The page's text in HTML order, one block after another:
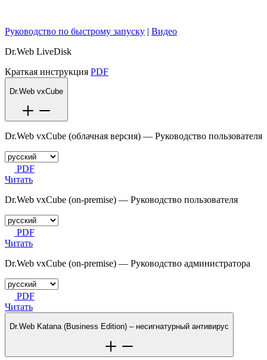
Руководство по быстрому запуску | Видео
Dr.Web LiveDisk
Краткая инструкция PDF
Dr.Web vxCube
Dr.Web vxCube (облачная версия) — Руководство пользователя
PDF
Читать
Dr.Web vxCube (on-premise) — Руководство пользователя
PDF
Читать
Dr.Web vxCube (on-premise) — Руководство администратора
PDF
Читать
Dr.Web Katana (Business Edition) – несигнатурный антивирус